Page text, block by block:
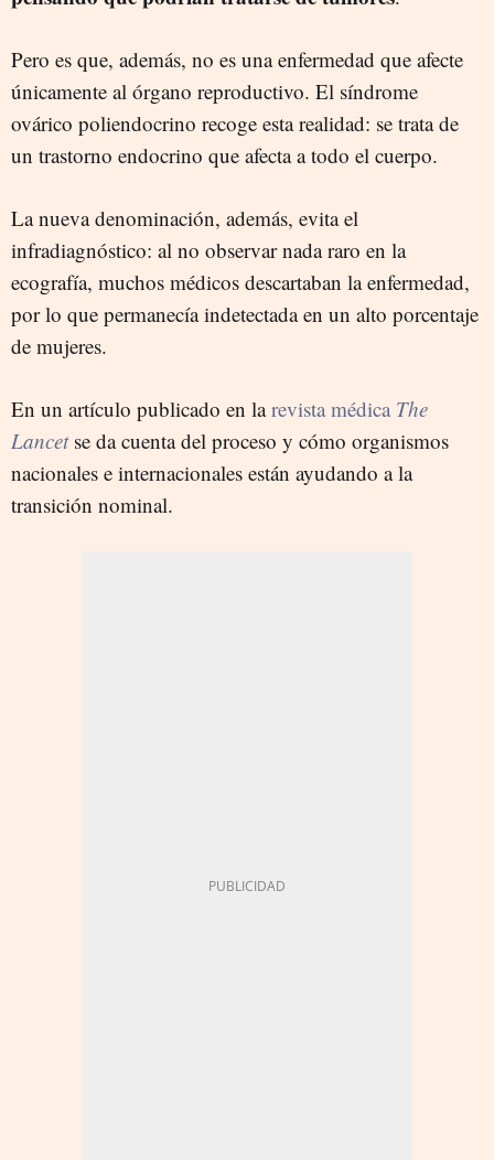
Pero es que, además, no es una enfermedad que afecte
únicamente al órgano reproductivo. El síndrome
ovárico poliendocrino recoge esta realidad: se trata de
un trastorno endocrino que afecta a todo el cuerpo.
La nueva denominación, además, evita el
infradiagnóstico: al no observar nada raro en la
ecografía, muchos médicos descartaban la enfermedad,
por lo que permanecía indetectada en un alto porcentaje
de mujeres.
En un artículo publicado en larevista médica The
Lancetse da cuenta del proceso y cómo organismos
nacionales e internacionales están ayudando a la
transición nominal.